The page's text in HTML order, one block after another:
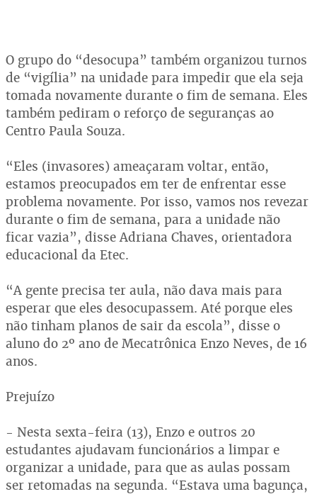
O grupo do “desocupa” também organizou turnos
de “vigília” na unidade para impedir que ela seja
tomada novamente durante o fim de semana. Eles
também pediram o reforço de seguranças ao
Centro Paula Souza.
“Eles (invasores) ameaçaram voltar, então,
estamos preocupados em ter de enfrentar esse
problema novamente. Por isso, vamos nos revezar
durante o fim de semana, para a unidade não
ficar vazia”, disse Adriana Chaves, orientadora
educacional da Etec.
“A gente precisa ter aula, não dava mais para
esperar que eles desocupassem. Até porque eles
não tinham planos de sair da escola”, disse o
aluno do 2º ano de Mecatrônica Enzo Neves, de 16
anos.
Prejuízo
- Nesta sexta-feira (13), Enzo e outros 20
estudantes ajudavam funcionários a limpar e
organizar a unidade, para que as aulas possam
ser retomadas na segunda. “Estava uma bagunça,